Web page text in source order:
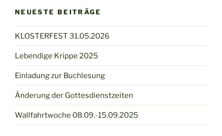
NEUESTE BEITRÄGE
KLOSTERFEST 31.05.2026
Lebendige Krippe 2025
Einladung zur Buchlesung
Änderung der Gottesdienstzeiten
Wallfahrtwoche 08.09.-15.09.2025